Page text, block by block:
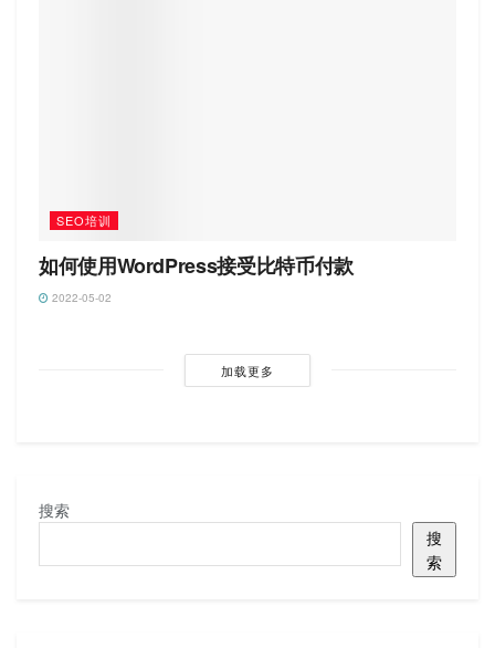
SEO培训
如何使用WordPress接受比特币付款
2022-05-02
加载更多
搜索
搜
索